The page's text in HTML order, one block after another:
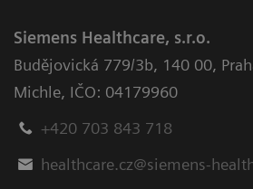
Siemens Healthcare, s.r.o.
Budějovická 779/3b, 140 00,
Michle, IČO: 04179960
+420 703 843 718
healthcare.cz@siemens-